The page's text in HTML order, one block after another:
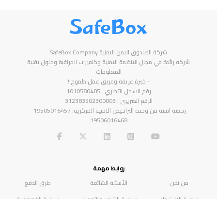
SafeBox
شركة الصندوق الامن الامنية SafeBox Company
شركة رائدة في مجال الانظمة الامنية وكاميرات المراقبة وحلول تقنية
المعلومات
- خبرة عريقة وفريق عمل طموح!!
رقم السجل التجاري : 1010580485
الرقم الضريبي : 312383502300003
رخصة امنية من وحدة التراخيص الامنية المركزية: 19505016457-
19506016468
روابط مهمة
من نحن
الأسئلة الشائعة
طرق الدفع